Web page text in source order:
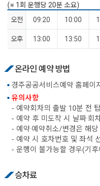
(※ 1회 운행당 20분 소요)
오전
09:20 10:00
오후 13:00 13:50
온라인 예약 방법
경주공공서비스예약 홈페이
유의사항
- 예약회차의 출발 10분 전
- 예약 후 미도착 시 날짜·회
- 예약·예약취소/변경은 해
- 예약 시 호차번호 및 좌석
- 운행이 불가능할 경우(기
승차료